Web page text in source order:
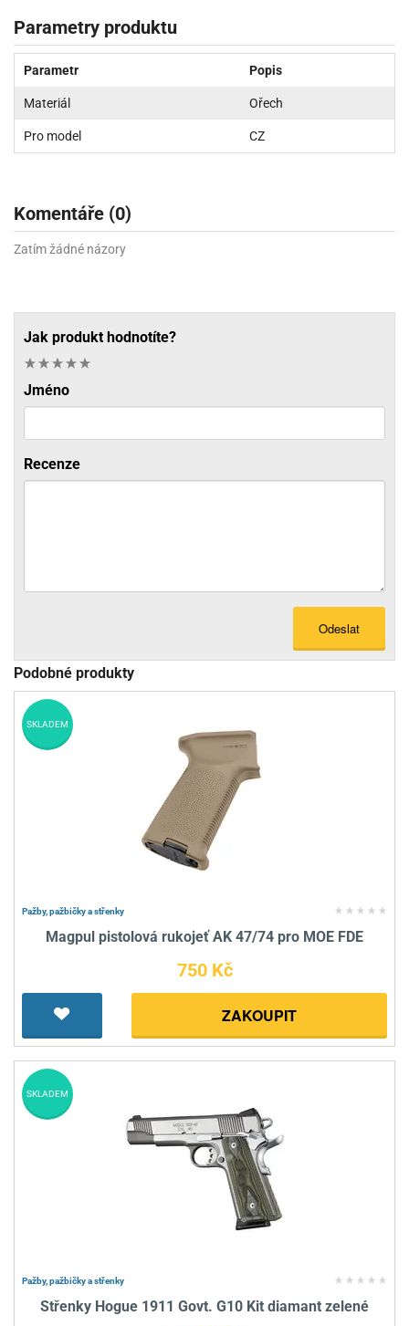
Parametry produktu
Parametr Popis
Materiál Ořech
Pro model CZ
Komentáře (0)
Zatím žádné názory
Jak produkt hodnotíte?
Jméno
Recenze
Odeslat
Podobné produkty
Pažby, pažbičky a střenky
Magpul pistolová rukojeť AK 47/74 pro MOE FDE
750 Kč
ZAKOUPIT
SKLADEM
Pažby, pažbičky a střenky
Střenky Hogue 1911 Govt. G10 Kit diamant zelené
SKLADEM